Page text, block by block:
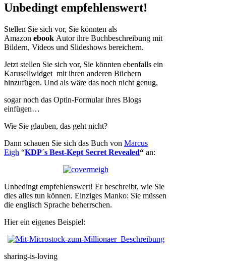
Unbedingt empfehlenswert!
Stellen Sie sich vor, Sie könnten als
Amazon ebook Autor ihre Buchbeschreibung mit
Bildern, Videos und Slideshows bereichern.
Jetzt stellen Sie sich vor, Sie könnten ebenfalls ein
Karusellwidget mit ihren anderen Büchern
hinzufügen. Und als wäre das noch nicht genug,
sogar noch das Optin-Formular ihres Blogs
einfügen…
Wie Sie glauben, das geht nicht?
Dann schauen Sie sich das Buch von Marcus
Eigh “KDP´s Best-Kept Secret Revealed“ an:
Unbedingt empfehlenswert! Er beschreibt, wie Sie
dies alles tun können. Einziges Manko: Sie müssen
die englisch Sprache beherrschen.
Hier ein eigenes Beispiel:
sharing-is-loving